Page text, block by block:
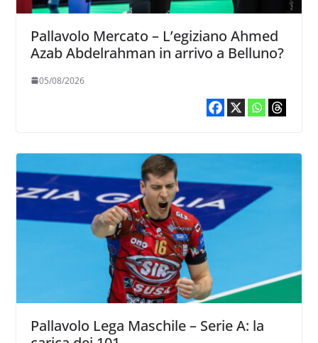
Pallavolo Mercato – L’egiziano Ahmed
Azab Abdelrahman in arrivo a Belluno?
05/08/2026
Pallavolo Lega Maschile – Serie A: la